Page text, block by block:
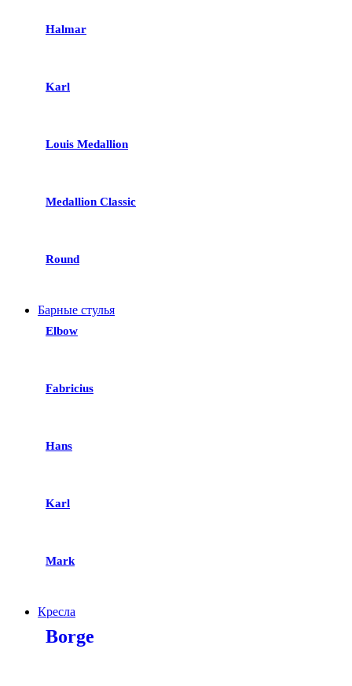
Halmar
Karl
Louis Medallion
Medallion Classic
Round
Барные стулья
Elbow
Fabricius
Hans
Karl
Mark
Кресла
Borge